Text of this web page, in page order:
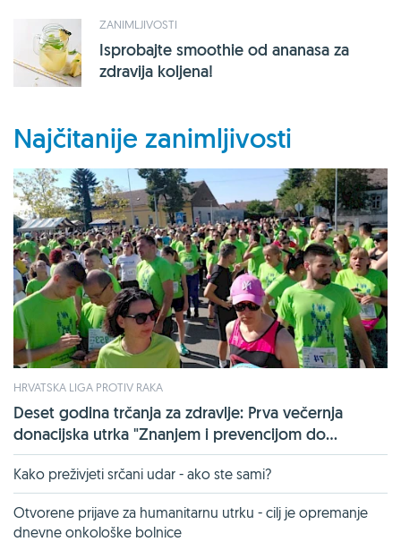
ZANIMLJIVOSTI
Isprobajte smoothie od ananasa za
zdravija koljena!
Najčitanije zanimljivosti
HRVATSKA LIGA PROTIV RAKA
Deset godina trčanja za zdravlje: Prva večernja
donacijska utrka "Znanjem i prevencijom do...
Kako preživjeti srčani udar - ako ste sami?
Otvorene prijave za humanitarnu utrku - cilj je opremanje
dnevne onkološke bolnice